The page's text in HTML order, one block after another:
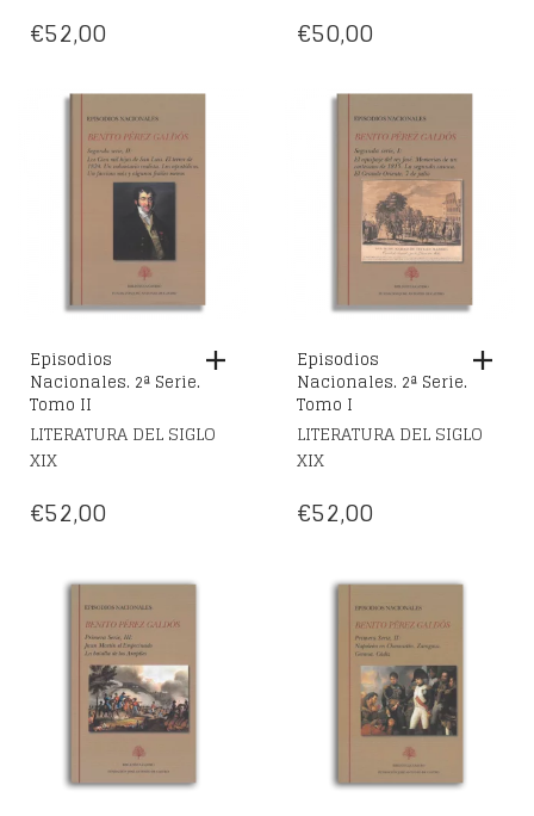
€52,00 €50,00
Episodios
Nacionales. 2ª Serie.
Tomo II
LITERATURA DEL SIGLO
XIX
€52,00
Episodios
Nacionales. 2ª Serie.
Tomo I
LITERATURA DEL SIGLO
XIX
€52,00